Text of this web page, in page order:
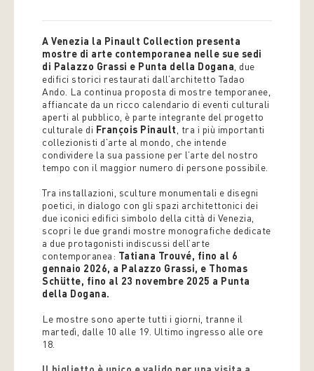
A Venezia la Pinault Collection presenta
mostre di arte contemporanea nelle sue sedi
di Palazzo Grassi e Punta della Dogana , due
edifici storici restaurati dall’architetto Tadao
Ando. La continua proposta di mostre temporanee,
affiancate da un ricco calendario di eventi culturali
aperti al pubblico, è parte integrante del progetto
culturale di François Pinault , tra i più importanti
collezionisti d’arte al mondo, che intende
condividere la sua passione per l’arte del nostro
tempo con il maggior numero di persone possibile.
Tra installazioni, sculture monumentali e disegni
poetici, in dialogo con gli spazi architettonici dei
due iconici edifici simbolo della città di Venezia,
scopri le due grandi mostre monografiche dedicate
a due protagonisti indiscussi dell’arte
contemporanea: Tatiana Trouvé, fino al 6
gennaio 2026, a Palazzo Grassi, e Thomas
Schütte, fino al 23 novembre 2025 a Punta
della Dogana.
Le mostre sono aperte tutti i giorni, tranne il
martedì, dalle 10 alle 19. Ultimo ingresso alle ore
18.